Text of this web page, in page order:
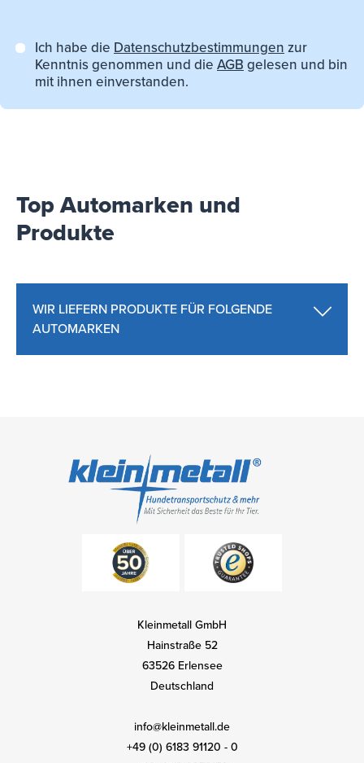
Ich habe die Datenschutzbestimmungen zur
Kenntnis genommen und die AGB gelesen und bin
mit ihnen einverstanden.
Top Automarken und
Produkte
WIR LIEFERN PRODUKTE FÜR FOLGENDE
AUTOMARKEN
Kleinmetall GmbH
Hainstraße 52
63526 Erlensee
Deutschland
info@kleinmetall.de
+49 (0) 6183 91120 - 0